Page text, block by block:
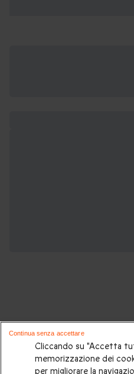
Potrebbero piacerti
regalo:Cliccando su "Accetta
memorizzazione dei
per migliorare la
Continua senza accettare